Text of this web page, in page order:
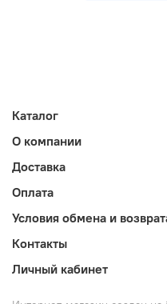
Каталог
О компании
Доставка
Оплата
Условия обмена и
Контакты
Личный кабинет